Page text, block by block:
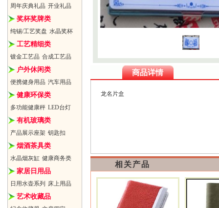
周年庆典礼品 开业礼品
奖杯奖牌类
纯锡/工艺奖盘 水晶奖杯
工艺精细类
镀金工艺品 合成工艺品
户外休闲类
便携健身用品 汽车用品
健康环保类
多功能健康秤 LED台灯
有机玻璃类
产品展示座架 钥匙扣
烟酒茶具类
水晶烟灰缸 健康商务类
家居日用品
日用水壶系列 床上用品
艺术收藏品
商品详情
龙名片盒
相关产品